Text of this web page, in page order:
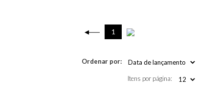
1
Ordenar por:
Itens por página: